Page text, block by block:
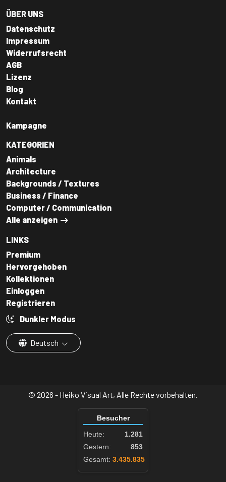
ÜBER UNS
Datenschutz
Impressum
Widerrufsrecht
AGB
Lizenz
Blog
Kontakt
Kampagne
KATEGORIEN
Animals
Architecture
Backgrounds / Textures
Business / Finance
Computer / Communication
Alle anzeigen
LINKS
Premium
Hervorgehoben
Kollektionen
Einloggen
Registrieren
Dunkler Modus
Deutsch
© 2026 - Heiko Visual Art, Alle Rechte vorbehalten.
Besucher
Heute:
1.281
Gestern:
853
Gesamt: 3.435.835